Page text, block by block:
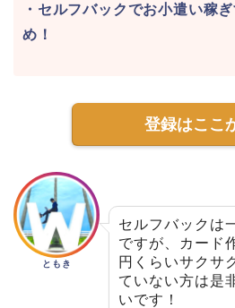
・セルフバックでお小遣い稼
め！
登録はここ
ともき
セルフバックは
ですが、カード
円くらいサクサ
ていない方は是
いです！